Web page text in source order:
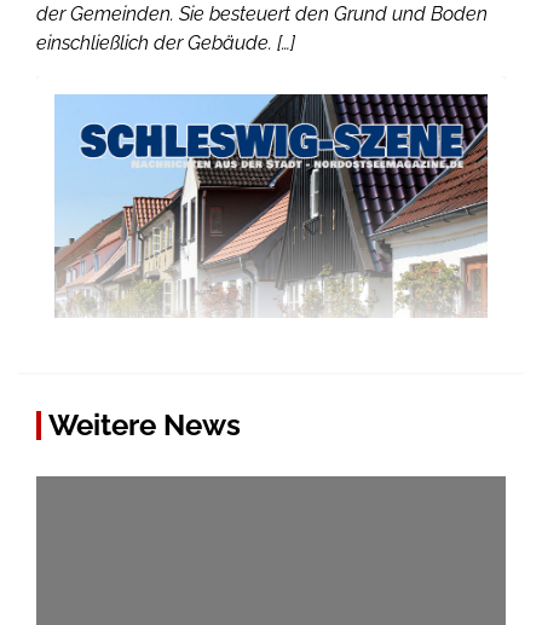
der Gemeinden. Sie besteuert den Grund und Boden
einschließlich der Gebäude. […]
Weitere News